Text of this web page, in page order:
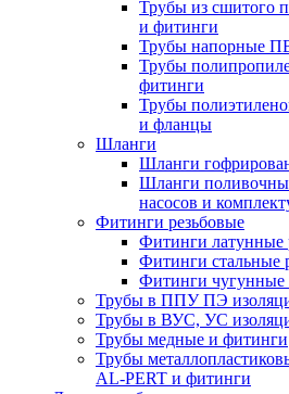
Трубы из сшитого
и фитинги
Трубы напорные
Трубы
фитинги
Трубы
и фланцы
Шланги
Шланги
Шланги
насосов и
Фитинги резьбовые
Фитинги латунные
Фитинги стальные
Фитинги чугунные
Трубы в ППУ ПЭ
Трубы в ВУС, УС
Трубы медные и фитинги
Трубы
AL-PERT и фитинги